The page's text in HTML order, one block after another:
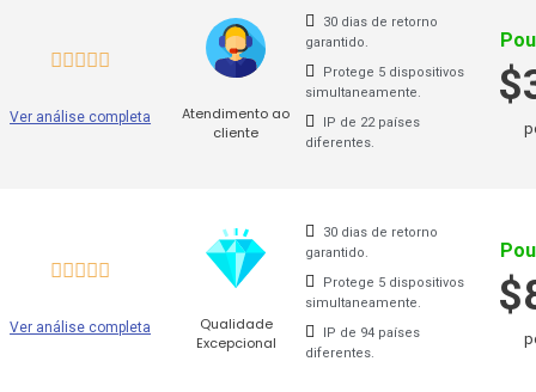
Você poderá desbloquear conteúdoque não está
serviços VPN. Eles competem no mercado global,
Ver análise completa
Atendimento ao
cliente
30 dias de retorno
garantido.
Protege 5 dispositivos
simultaneamente.
IP de 22 países
diferentes.
Ver análise completa
Qualidade
Excepcional
30 dias de retorno
garantido.
Protege 5 dispositivos
simultaneamente.
IP de 94 países
diferentes.